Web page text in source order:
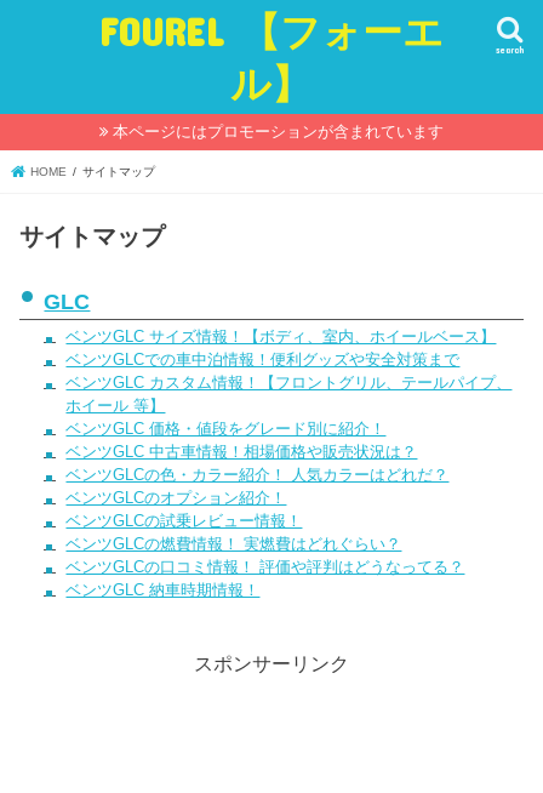
FOUREL 【フォーエ
ル】
search
本ページにはプロモーションが含まれています
HOME サイトマップ
サイトマップ
GLC
ベンツGLC サイズ情報！【ボディ、室内、ホイールベース】
ベンツGLCでの車中泊情報！便利グッズや安全対策まで
ベンツGLC カスタム情報！【フロントグリル、テールパイプ、
ホイール 等】
ベンツGLC 価格・値段をグレード別に紹介！
ベンツGLC 中古車情報！相場価格や販売状況は？
ベンツGLCの色・カラー紹介！ 人気カラーはどれだ？
ベンツGLCのオプション紹介！
ベンツGLCの試乗レビュー情報！
ベンツGLCの燃費情報！ 実燃費はどれぐらい？
ベンツGLCの口コミ情報！ 評価や評判はどうなってる？
ベンツGLC 納車時期情報！
スポンサーリンク